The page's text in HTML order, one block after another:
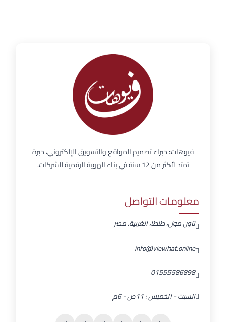
فيوهات: خبراء تصميم المواقع والتسويق الإلكتروني، خبرة
تمتد لأكثر من 12 سنة في بناء الهوية الرقمية للشركات.
معلومات التواصل
تاون مول، طنطا، الغربية، مصر
info@viewhat.online
01555586898
السبت - الخميس : 11ص - 6م